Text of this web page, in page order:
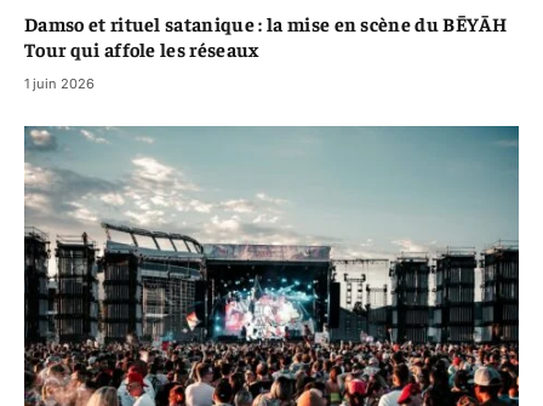
Damso et rituel satanique : la mise en scène du BĒYĀH
Tour qui affole les réseaux
1 juin 2026